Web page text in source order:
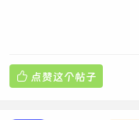
 点赞这个帖子